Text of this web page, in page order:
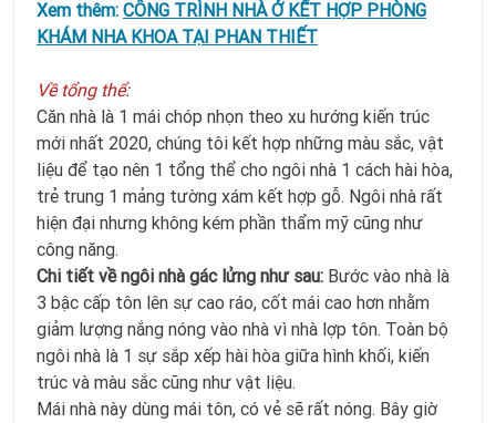
Xem thêm: CÔNG TRÌNH NHÀ Ở KẾT HỢP PHÒNG
KHÁM NHA KHOA TẠI PHAN THIẾT
Về tổng thể:
Căn nhà là 1 mái chóp nhọn theo xu hướng kiến trúc
mới nhất 2020, chúng tôi kết hợp những màu sắc, vật
liệu để tạo nên 1 tổng thể cho ngôi nhà 1 cách hài hòa,
trẻ trung 1 mảng tường xám kết hợp gỗ. Ngôi nhà rất
hiện đại nhưng không kém phần thẩm mỹ cũng như
công năng.
Chi tiết về ngôi nhà gác lửng như sau: Bước vào nhà là
3 bậc cấp tôn lên sự cao ráo, cốt mái cao hơn nhằm
giảm lượng nắng nóng vào nhà vì nhà lợp tôn. Toàn bộ
ngôi nhà là 1 sự sắp xếp hài hòa giữa hình khối, kiến
trúc và màu sắc cũng như vật liệu.
Mái nhà này dùng mái tôn, có vẻ sẽ rất nóng. Bây giờ